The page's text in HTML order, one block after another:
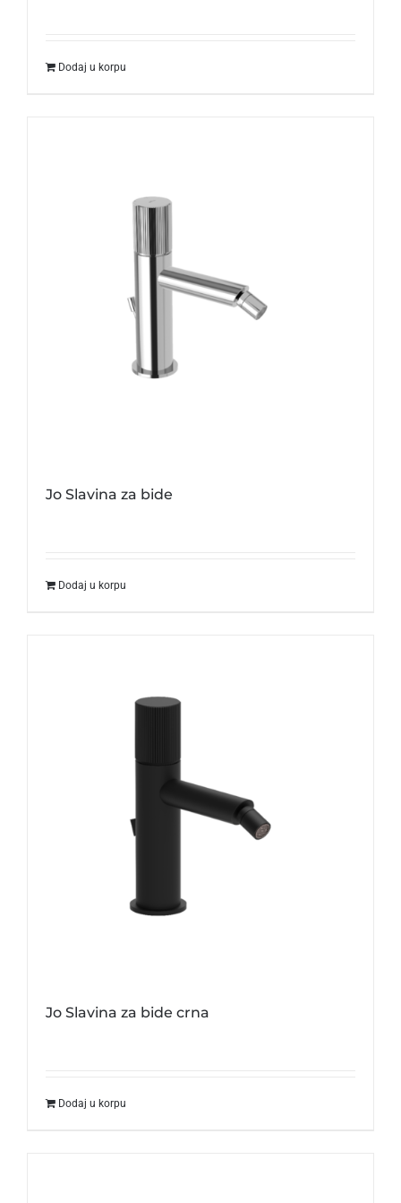
Dodaj u korpu
Jo Slavina za bide
Dodaj u korpu
Jo Slavina za bide crna
Dodaj u korpu